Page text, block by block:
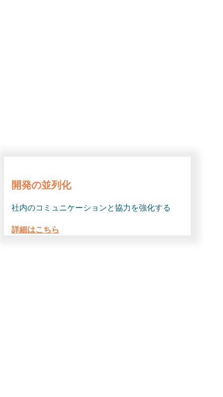
開発の並列化
社内のコミュニケーションと協力を強化する
詳細はこちら